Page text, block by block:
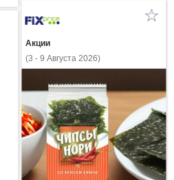
Акции
(3 - 9 Августа 2026)